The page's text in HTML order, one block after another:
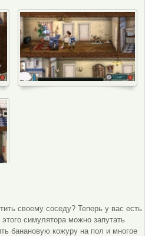
своему соседу? Теперь у вас есть
симулятора можно запутать
банановую кожуру на пол и многое